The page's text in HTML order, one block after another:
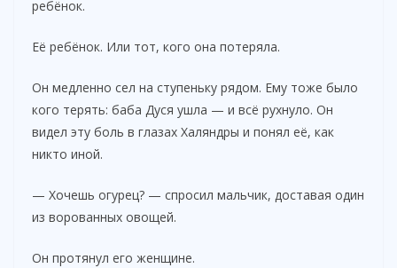
ребёнок.
Её ребёнок. Или тот, кого она потеряла.
Он медленно сел на ступеньку рядом. Ему тоже было
кого терять: баба Дуся ушла — и всё рухнуло. Он
видел эту боль в глазах Халяндры и понял её, как
никто иной.
— Хочешь огурец? — спросил мальчик, доставая один
из ворованных овощей.
Он протянул его женщине.